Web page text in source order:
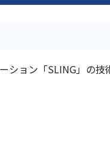
ション「SLING」の